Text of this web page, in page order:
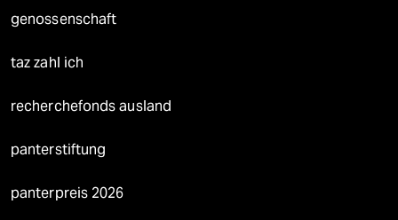
genossenschaft
taz zahl ich
recherchefonds ausland
panterstiftung
panterpreis 2026